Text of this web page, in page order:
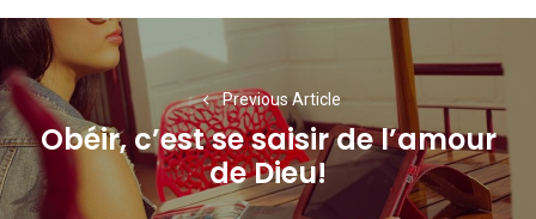
Navigation
de
l’article
Previous Article
Previous
post:
Obéir, c’est se saisir de l’amour
de Dieu!